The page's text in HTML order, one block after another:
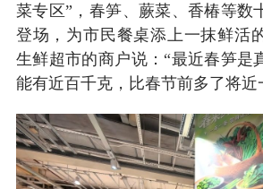
菜专区”，春笋、蕨菜、香椿等数
登场，为市民餐桌添上一抹鲜活
生鲜超市的商户说：“最近春笋是
能有近百千克，比春节前多了将近